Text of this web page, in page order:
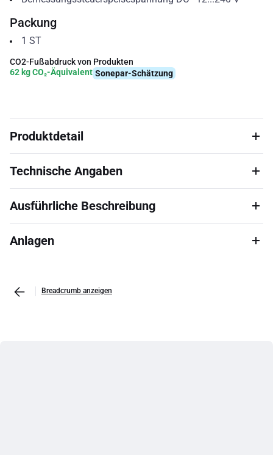
Packung
1 ST
CO2-Fußabdruck von Produkten
62 kg CO₂-Äquivalent Sonepar-Schätzung
Produktdetail
Technische Angaben
Ausführliche Beschreibung
Anlagen
Breadcrumb anzeigen